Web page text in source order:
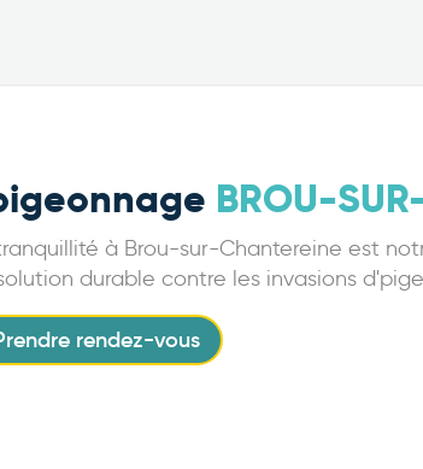
BROU-
à Brou-sur-Chantereine est
durable contre les invasions
rendez-vous